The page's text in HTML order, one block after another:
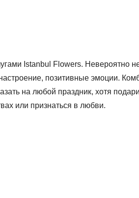
Istanbul Flowers. Невероятно
позитивные эмоции.
на любой праздник, хотя
или признаться в любви.